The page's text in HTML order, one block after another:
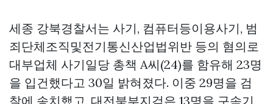
세종 강북경찰서는 사기, 컴퓨터등이용사기, 범
죄단체조직및전기통신산업법위반 등의 혐의로
대부업체 사기일당 총책 A씨(24)를 함유해 23명
을 입건했다고 30일 밝혀졌다. 이중 29명을 검
찰에 송치했고, 대전북부지검은 13명을 구속기